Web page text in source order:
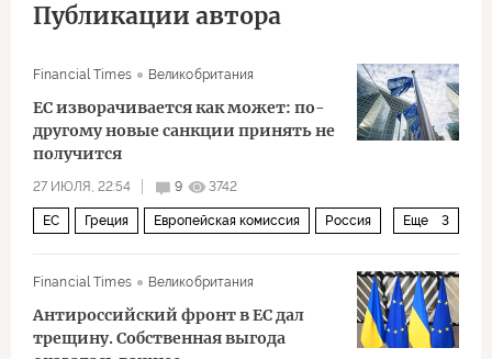
Публикации автора
Financial Times Великобритания
ЕС изворачивается как может: по-
другому новые санкции принять не
получится
27 ИЮЛЯ, 22:54 9 3742
Еще 3
ЕС Греция Европейская комиссия Россия
Financial Times
Великобритания
Антироссийский фронт в ЕС дал
трещину. Собственная выгода